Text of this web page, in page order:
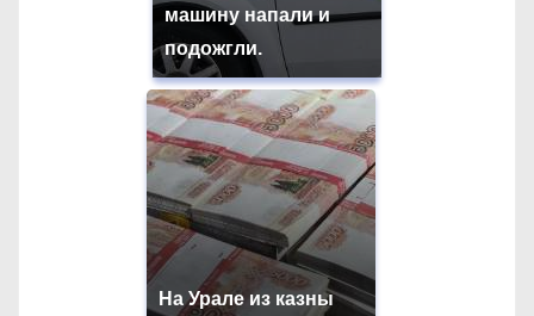
машину напали и
подожгли.
На Урале из казны